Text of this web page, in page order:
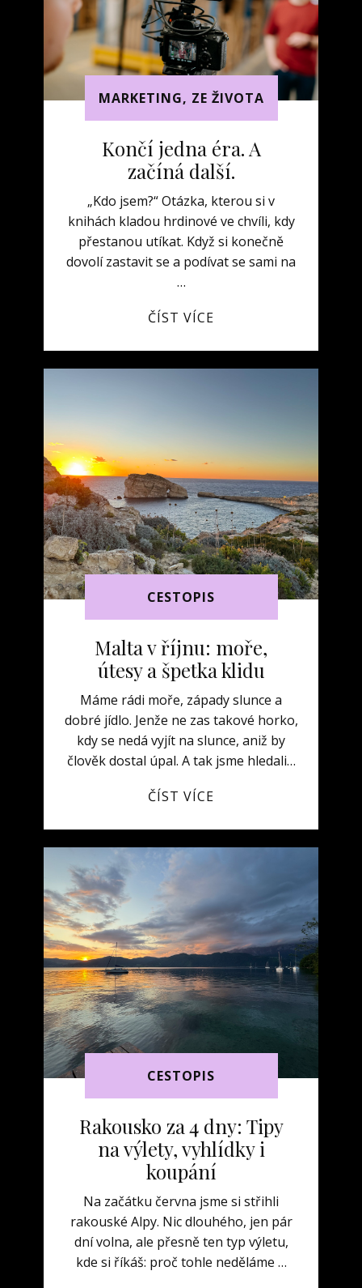
MARKETING, ZE ŽIVOTA
Končí jedna éra. A
začíná další.
„Kdo jsem?“ Otázka, kterou si v
knihách kladou hrdinové ve chvíli, kdy
přestanou utíkat. Když si konečně
dovolí zastavit se a podívat se sami na
…
ČÍST VÍCE
CESTOPIS
Malta v říjnu: moře,
útesy a špetka klidu
Máme rádi moře, západy slunce a
dobré jídlo. Jenže ne zas takové horko,
kdy se nedá vyjít na slunce, aniž by
člověk dostal úpal. A tak jsme hledali…
ČÍST VÍCE
CESTOPIS
Rakousko za 4 dny: Tipy
na výlety, vyhlídky i
koupání
Na začátku června jsme si střihli
rakouské Alpy. Nic dlouhého, jen pár
dní volna, ale přesně ten typ výletu,
kde si říkáš: proč tohle neděláme …